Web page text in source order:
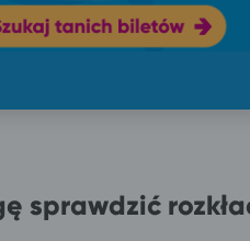
sprawdzić